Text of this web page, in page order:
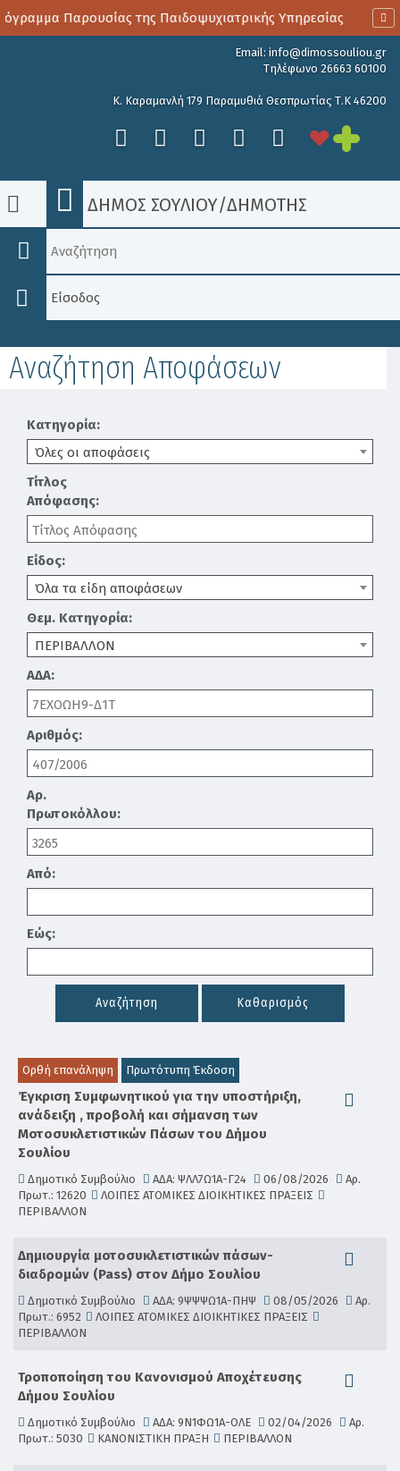
Παρουσίας της Παιδοψυχιατρικής Υπηρεσίας
Email: info@dimossouliou.gr
Τηλέφωνο 26663 60100
Κ. Καραμανλή 179 Παραμυθιά Θεσπρωτίας Τ.Κ 46200
ΔΗΜΟΣ ΣΟΥΛΙΟΥ/ΔΗΜΟΤΗΣ
Είσοδος
Αναζήτηση Αποφάσεων
Κατηγορία:
Όλες οι αποφάσεις
Τίτλος
Απόφασης:
Είδος:
Όλα τα είδη αποφάσεων
Θεμ. Κατηγορία:
ΠΕΡΙΒΑΛΛΟΝ
ΑΔΑ:
Αριθμός:
Αρ.
Πρωτοκόλλου:
Από:
Εώς:
Αναζήτηση Καθαρισμός
Ορθή επανάληψη Πρωτότυπη Έκδοση
Έγκριση Συμφωνητικού για την υποστήριξη,
ανάδειξη , προβολή και σήμανση των
Μοτοσυκλετιστικών Πάσων του Δήμου
Σουλίου
Δημοτικό Συμβούλιο ΑΔΑ: ΨΛΛ7Ω1Α-Γ24 06/08/2026
Αρ.
Πρωτ.: 12620
ΛΟΙΠΕΣ ΑΤΟΜΙΚΕΣ ΔΙΟΙΚΗΤΙΚΕΣ ΠΡΑΞΕΙΣ
ΠΕΡΙΒΑΛΛΟΝ
Δημιουργία μοτοσυκλετιστικών πάσων-
διαδρομών (Pass) στον Δήμο Σουλίου
Δημοτικό Συμβούλιο ΑΔΑ: 9ΨΨΨΩ1Α-ΠΗΨ 08/05/2026
Αρ.
Πρωτ.: 6952
ΛΟΙΠΕΣ ΑΤΟΜΙΚΕΣ ΔΙΟΙΚΗΤΙΚΕΣ ΠΡΑΞΕΙΣ
ΠΕΡΙΒΑΛΛΟΝ
Τροποποίηση του Κανονισμού Αποχέτευσης
Δήμου Σουλίου
Δημοτικό Συμβούλιο ΑΔΑ: 9Ν1ΦΩ1Α-ΟΛΕ 02/04/2026
Αρ.
Πρωτ.: 5030
ΚΑΝΟΝΙΣΤΙΚΗ ΠΡΑΞΗ ΠΕΡΙΒΑΛΛΟΝ